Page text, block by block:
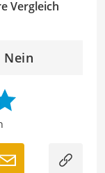
unsere Texte
hochwertige
und
Vergleich
Nein